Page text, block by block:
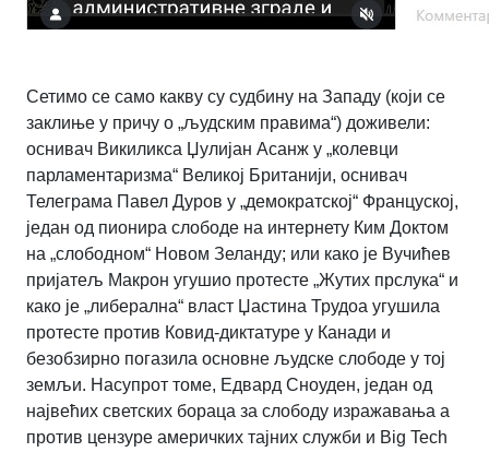
Сетимо се само какву су судбину на Западу (који се
заклиње у причу о „људским правима“) доживели:
оснивач Викиликса Џулијан Асанж у „колевци
парламентаризма“ Великој Британији, оснивач
Телеграма Павел Дуров у „демократској“ Француској,
један од пионира слободе на интернету Ким Доктом
на „слободном“ Новом Зеланду; или како је Вучићев
пријатељ Макрон угушио протесте „Жутих прслука“ и
како је „либерална“ власт Џастина Трудоа угушила
протесте против Ковид-диктатуре у Канади и
безобзирно погазила основне људске слободе у тој
земљи. Насупрот томе, Едвард Сноуден, један од
највећих светских бораца за слободу изражавања а
против цензуре америчких тајних служби и Big Tech